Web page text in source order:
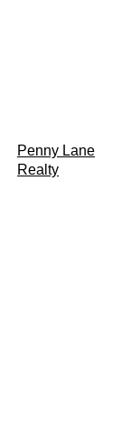
Penny Lane
Realty